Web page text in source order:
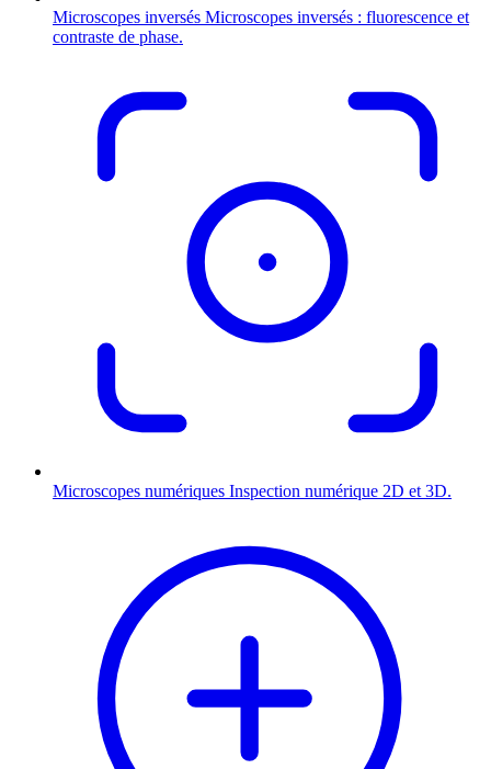
Microscopes inversés Microscopes inversés : fluorescence et
contraste de phase.
Microscopes numériques Inspection numérique 2D et 3D.